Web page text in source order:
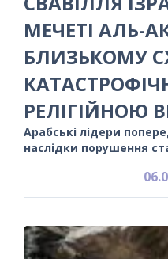
МЕЧЕТІ АЛЬ-
БЛИЗЬКОМУ
РЕЛІГІЙНОЮ
Арабські лідери
наслідки порушення